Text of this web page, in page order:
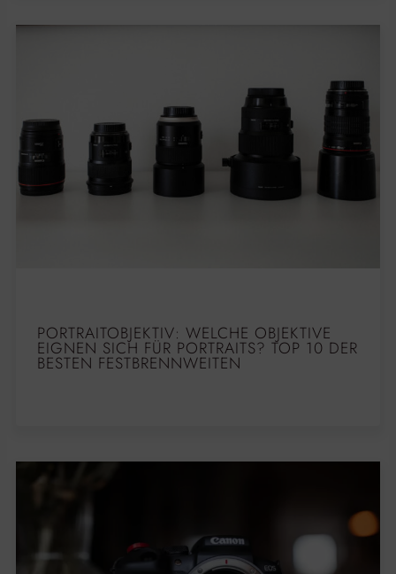
PORTRAITOBJEKTIV: WELCHE OBJEKTIVE
EIGNEN SICH FÜR PORTRAITS? TOP 10 DER
BESTEN FESTBRENNWEITEN